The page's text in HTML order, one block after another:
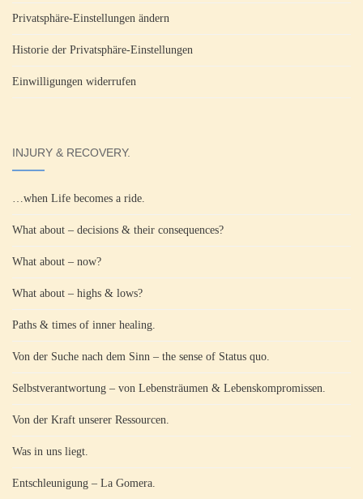
Privatsphäre-Einstellungen ändern
Historie der Privatsphäre-Einstellungen
Einwilligungen widerrufen
INJURY & RECOVERY.
…when Life becomes a ride.
What about – decisions & their consequences?
What about – now?
What about – highs & lows?
Paths & times of inner healing.
Von der Suche nach dem Sinn – the sense of Status quo.
Selbstverantwortung – von Lebensträumen & Lebenskompromissen.
Von der Kraft unserer Ressourcen.
Was in uns liegt.
Entschleunigung – La Gomera.